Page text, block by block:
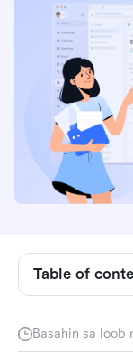
Basahin sa loob
Table of
Ano ang ulat
pipeline
Paano
pipeline